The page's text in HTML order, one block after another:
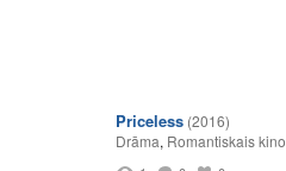
Priceless (2016)
Drāma, Romantiskais kino